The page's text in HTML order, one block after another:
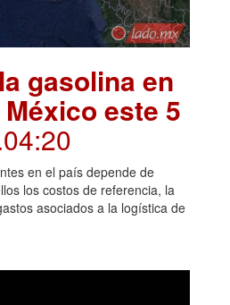
gasolina en
este 5
en el país depende de
los costos de referencia, la
asociados a la logística de